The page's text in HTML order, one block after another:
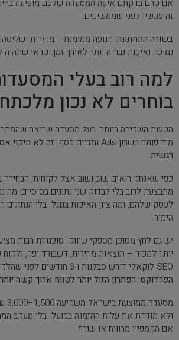
אם טרם בדקתם איפה המסעדה שלכם מופיעה
זה עכשיו לפני שממשיכים.
בשורה התחתונה: תנועה ממומנת = מהירות
נמוכה ואיכות גבוהה יותר לאורך זמן. כדאי
למה רוב בעלי
בוחרים לא נכון
הטעות השכיחה ביותר: בעל מסעדה שרואה
מיד פותח חשבון Ads ומזרים כסף.
זה לא חיקוי
רגשית.
מתבצעת לרוב בלי לבדוק שני נתונים בסיסיים: מה
לעסק שלהם, ומה ציון האיכות בגוגל. בלי
הימור.
יותר למכור – תוצאות מהירות, דשבורד יפה,
SEO לוקאלי דורש סבלנות ו-3 חודשים לפני שהלקוח רואה תוצאות.
הפרדוקס: הפתרון הזול יותר לטווח ארוך קשה
ולא מודדת את עלות-ההזמנה בפועל. בלי מעקב
אם הקמפיין מרוויח או שורף.